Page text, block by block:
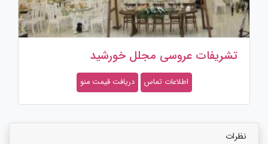
تشریفات عروسی مجلل خورشید
اطلاعات تماس دریافت قیمت منو
نظرات